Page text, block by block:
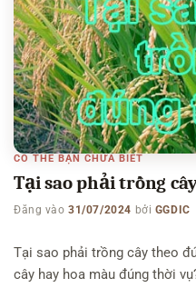
CÓ THỂ BẠN CHƯA BIẾT
Tại sao phải trồng
Đăng vào31/07/2024 bởi GGDIC
Tại sao phải trồng cây theo
cây hay hoa màu đúng thời